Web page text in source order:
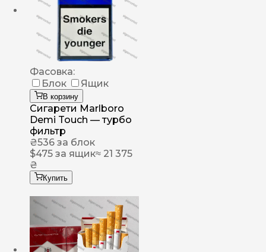
Фасовка:
Блок
Ящик
В корзину
Сигарети Marlboro
Demi Touch — турбо
фильтр
₴536 за блок
$475 за ящик≈ 21 375
₴
Купить